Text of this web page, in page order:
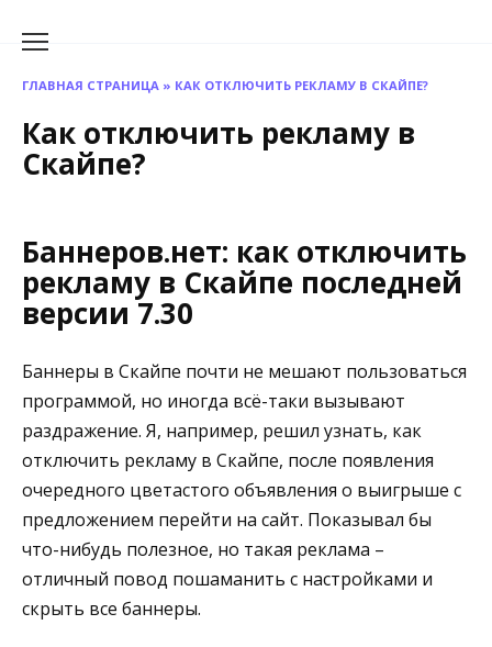
ГЛАВНАЯ СТРАНИЦА » КАК ОТКЛЮЧИТЬ РЕКЛАМУ В СКАЙПЕ?
Как отключить рекламу в
Скайпе?
Баннеров.нет: как отключить
рекламу в Скайпе последней
версии 7.30
Баннеры в Скайпе почти не мешают пользоваться
программой, но иногда всё-таки вызывают
раздражение. Я, например, решил узнать, как
отключить рекламу в Скайпе, после появления
очередного цветастого объявления о выигрыше с
предложением перейти на сайт. Показывал бы
что-нибудь полезное, но такая реклама –
отличный повод пошаманить с настройками и
скрыть все баннеры.